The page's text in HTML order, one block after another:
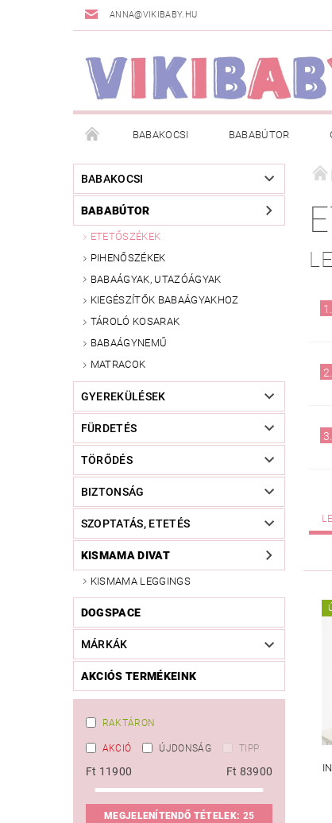
ANNA@VIKIBABY.HU
BABAKOCSI BABABÚTOR
DOGSPACE AKCIÓS
TÖRZSVÁSÁRLÓI PROGRAM RÓLUNK
BABAKOCSI
BABABÚTOR
ETETŐSZÉKEK
PIHENŐSZÉKEK
BABAÁGYAK, UTAZÓÁGYAK
KIEGÉSZÍTŐK BABAÁGYAKHOZ
TÁROLÓ KOSARAK
BABAÁGYNEMŰ
MATRACOK
GYEREKÜLÉSEK
FÜRDETÉS
TÖRŐDÉS
BIZTONSÁG
SZOPTATÁS, ETETÉS
KISMAMA DIVAT
KISMAMA LEGGINGS
DOGSPACE
MÁRKÁK
AKCIÓS TERMÉKEINK
RAKTÁRON
AKCIÓ ÚJDONSÁG TIPP
Ft 11900 Ft 83900
MEGJELENÍTENDŐ TÉTELEK: 25
1.
2.
3.